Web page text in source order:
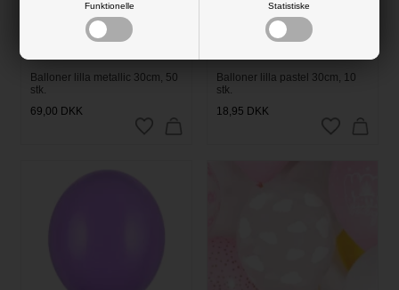
Funktionelle Statistiske
Balloner lilla metallic 30cm, 50
stk.
69,00 DKK
Balloner lilla pastel 30cm, 10
stk.
18,95 DKK